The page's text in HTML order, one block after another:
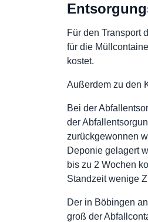
Für den Transport
für die
kostet.
Außerdem zu den
Bei der
der
zurückgewonnen
Deponie gelagert
bis zu 2 Wochen
Standzeit wenige
Der in Böbingen
groß der